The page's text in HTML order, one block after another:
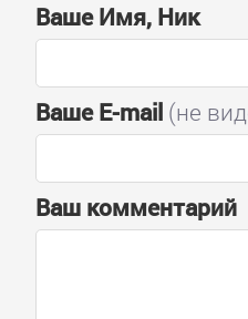
Ваше Имя, Ник
Ваше E-mail(не
Ваш комментарий